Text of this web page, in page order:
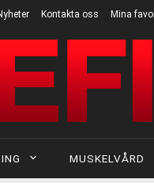
Kontakta oss Mina
MUSKELVÅRD